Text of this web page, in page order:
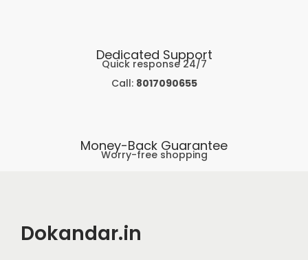
Dedicated Support
Quick response 24/7
Call: 8017090655
Money-Back Guarantee
Worry-free shopping
Dokandar.in